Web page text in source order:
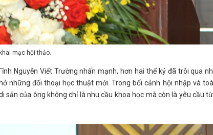
mạc hội thảo.
Nguyễn Viết Trường nhấn mạnh, hơn hai thế kỷ đã trôi qua
những đối thoại học thuật mới. Trong bối cảnh hội nhập và
sản của ông không chỉ là nhu cầu khoa học mà còn là yêu cầu